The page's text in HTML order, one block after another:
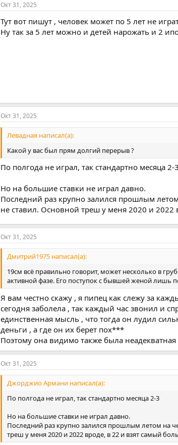
Окт 31, 2025
Тут вот пишут , человек может по 5 лет не
Ну так за 5 лет можно и детей нарожать и 2
Окт 31, 2025
Левадная написал(а):
Какой у вас был прям долгий перерыв ?
По полгода не играл, так стандартно месяца 2-3
Но на большие ставки не играл давно.
Последний раз крупно залился прошлым
не ставил. Основной треш у меня 2020 и
Окт 31, 2025
Дмитрий1975 написал(а):
19см всё правильно говорит, может несколько в
активной фазе. Его поступок с бывшей женой лишь
Я вам честно скажу , я пипец как слежу за
сегодня заболела , так каждый час звонил и
единственная мысль , что тогда он лудил
деньги , а где он их берет пох***
Поэтому она видимо также была неадекватная
Окт 31, 2025
Джорджио Армани написал(а):
По полгода не играл, так стандартно месяца 2-3
Но на большие ставки не играл давно.
Последний раз крупно залился прошлым летом на
треш у меня 2020 и 2022 вроде, в 22 и взят самый